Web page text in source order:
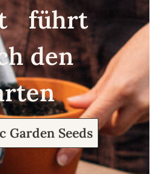
führt
den
Garden Seeds